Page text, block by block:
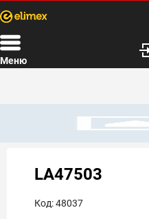
Меню
LA47503
Код:48037